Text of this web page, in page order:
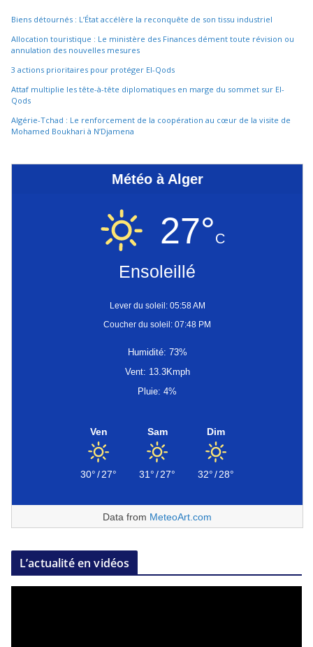
Biens détournés : L’État accélère la reconquête de son tissu industriel
Allocation touristique : Le ministère des Finances dément toute révision ou
annulation des nouvelles mesures
3 actions prioritaires pour protéger El-Qods
Attaf multiplie les tête-à-tête diplomatiques en marge du sommet sur El-
Qods
Algérie-Tchad : Le renforcement de la coopération au cœur de la visite de
Mohamed Boukhari à N’Djamena
Météo à Alger
27°C
Ensoleillé
Lever du soleil: 05:58 AM
Coucher du soleil: 07:48 PM
Humidité: 73%
Vent: 13.3Kmph
Pluie: 4%
Ven
30°/27°
Sam
31°/27°
Dim
32°/28°
Data from MeteoArt.com
L’actualité en vidéos